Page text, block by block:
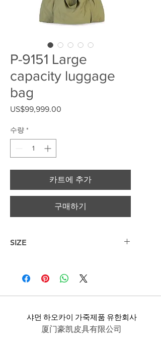
P-9151 Large
capacity luggage
bag
US$99,999.00
수량 *
카트에 추가
구매하기
SIZE
샤먼 하오카이 가죽제품 유한회사
厦门豪凯皮具有限公司